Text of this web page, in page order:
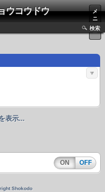
ウコウドウ
メ
ニ
ュ
ー
検索
表示...
ON OFF
Shokodo